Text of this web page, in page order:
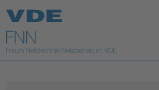
Top Themen
Fokusthemen